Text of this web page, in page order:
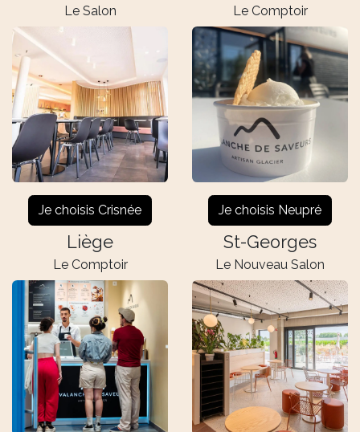
Le Salon
Je choisis Crisnée
Le Comptoir
Je choisis Neupré
Liège
Le Comptoir
St-Georges
Le Nouveau Salon